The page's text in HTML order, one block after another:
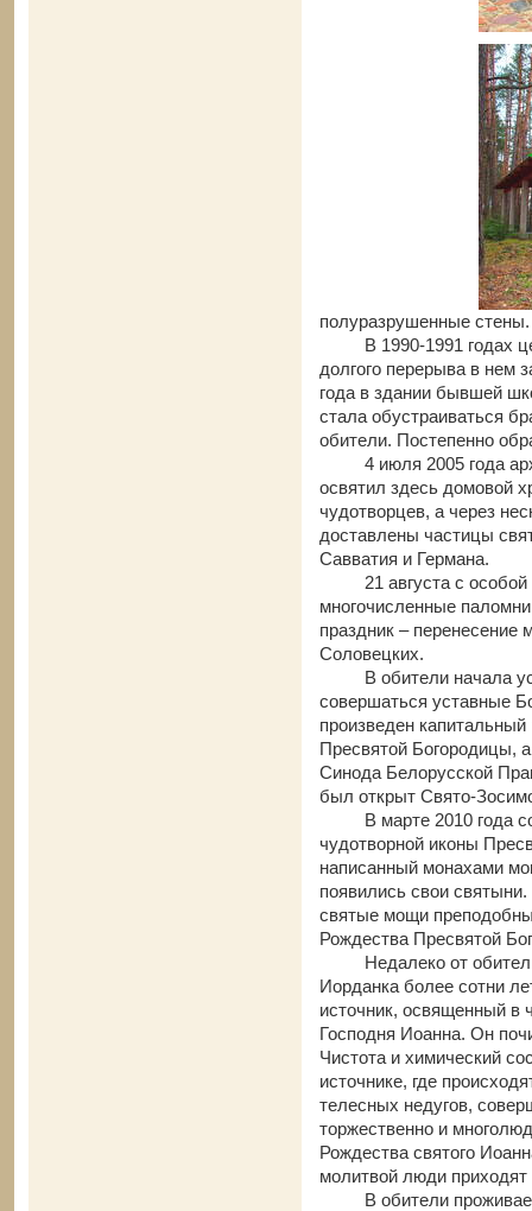
полуразрушенные стены.
В 1990-1991 годах
долгого перерыва в нем
года в здании бывшей
стала обустраиваться
обители. Постепенно
4 июля 2005 года
освятил здесь домовой
чудотворцев, а через
доставлены частицы
Савватия и Германа.
21 августа с
многочисленные
праздник –
Соловецких.
В обители начала
совершаться уставные
произведен
Пресвятой Богородицы,
Синода Белорусской
был открыт Свято-
В марте 2010 года
чудотворной иконы
написанный монахами
появились свои
святые мощи
Рождества Пресвятой
Недалеко от
Иорданка более сотни
источник, освященный в
Господня Иоанна. Он
Чистота и химический
источнике, где
телесных недугов,
торжественно и
Рождества святого
молитвой люди
В обители